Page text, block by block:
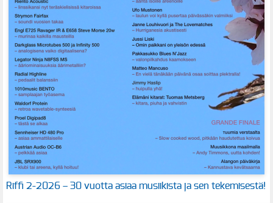
Riffi 2-2026 – 30 vuotta asiaa musiikista ja sen tekemisestä!